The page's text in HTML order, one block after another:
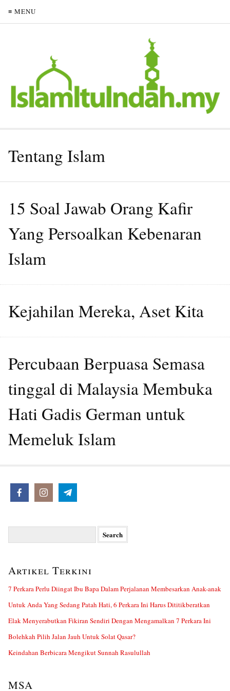
≡ MENU
Tentang Islam
15 Soal Jawab Orang Kafir
Yang Persoalkan Kebenaran
Islam
Kejahilan Mereka, Aset Kita
Percubaan Berpuasa Semasa
tinggal di Malaysia Membuka
Hati Gadis German untuk
Memeluk Islam
Artikel Terkini
7 Perkara Perlu Diingat Ibu Bapa Dalam Perjalanan Membesarkan Anak-anak
Untuk Anda Yang Sedang Patah Hati, 6 Perkara Ini Harus Dititikberatkan
Elak Menyerabutkan Fikiran Sendiri Dengan Mengamalkan 7 Perkara Ini
Bolehkah Pilih Jalan Jauh Untuk Solat Qasar?
Keindahan Berbicara Mengikut Sunnah Rasulullah
MSA